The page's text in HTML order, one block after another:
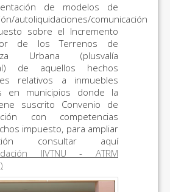
de modelos de
autoliquidaciones/comunicación
sobre el Incremento
de los Terrenos de
Urbana (plusvalía
de aquellos hechos
relativos a inmuebles
en municipios donde la
suscrito Convenio de
con competencias
impuesto, para ampliar
consultar aquí
IIVTNU - ATRM